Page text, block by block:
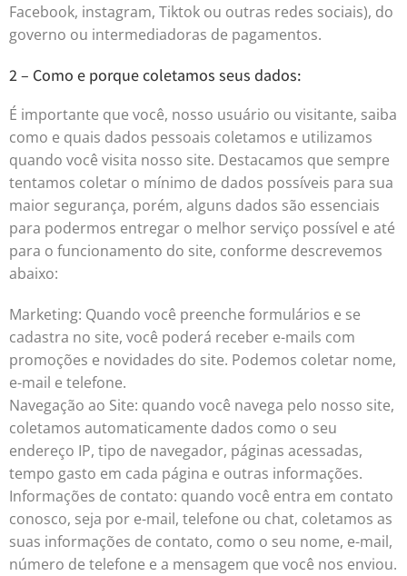
Facebook, instagram, Tiktok ou outras redes sociais), do
governo ou intermediadoras de pagamentos.
2 – Como e porque coletamos seus dados:
É importante que você, nosso usuário ou visitante, saiba
como e quais dados pessoais coletamos e utilizamos
quando você visita nosso site. Destacamos que sempre
tentamos coletar o mínimo de dados possíveis para sua
maior segurança, porém, alguns dados são essenciais
para podermos entregar o melhor serviço possível e até
para o funcionamento do site, conforme descrevemos
abaixo:
Marketing: Quando você preenche formulários e se
cadastra no site, você poderá receber e-mails com
promoções e novidades do site. Podemos coletar nome,
e-mail e telefone.
Navegação ao Site: quando você navega pelo nosso site,
coletamos automaticamente dados como o seu
endereço IP, tipo de navegador, páginas acessadas,
tempo gasto em cada página e outras informações.
Informações de contato: quando você entra em contato
conosco, seja por e-mail, telefone ou chat, coletamos as
suas informações de contato, como o seu nome, e-mail,
número de telefone e a mensagem que você nos enviou.